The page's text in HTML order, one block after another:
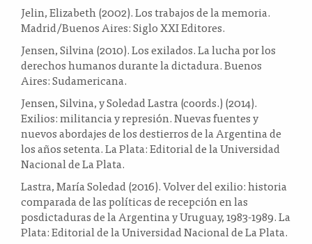
Jelin, Elizabeth (2002). Los trabajos de la memoria.
Madrid/Buenos Aires: Siglo XXI Editores.
Jensen, Silvina (2010). Los exilados. La lucha por los
derechos humanos durante la dictadura. Buenos
Aires: Sudamericana.
Jensen, Silvina, y Soledad Lastra (coords.) (2014).
Exilios: militancia y represión. Nuevas fuentes y
nuevos abordajes de los destierros de la Argentina de
los años setenta. La Plata: Editorial de la Universidad
Nacional de La Plata.
Lastra, María Soledad (2016). Volver del exilio: historia
comparada de las políticas de recepción en las
posdictaduras de la Argentina y Uruguay, 1983-1989. La
Plata: Editorial de la Universidad Nacional de La Plata.